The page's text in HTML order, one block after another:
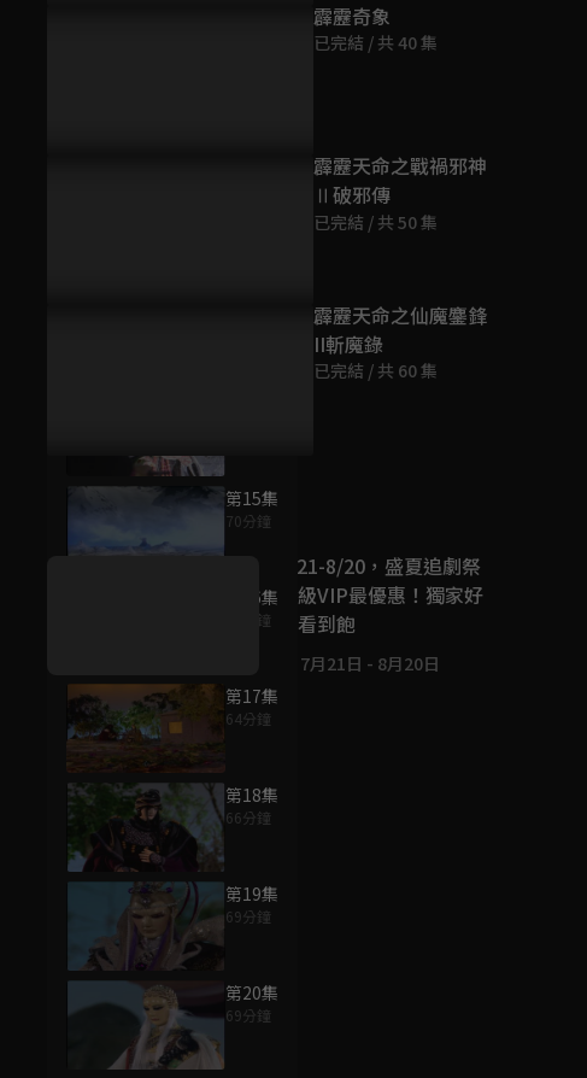
第15集
70分鐘
第16集
67分鐘
第17集
64分鐘
第18集
66分鐘
第19集
69分鐘
第20集
69分鐘
霹靂奇象
已完結 / 共 40 集
霹靂天命之戰禍邪神
Ⅱ破邪傳
已完結 / 共 50 集
霹靂天命之仙魔鏖鋒
II斬魔錄
已完結 / 共 60 集
好康資訊
7/21-8/20，盛夏追劇祭
升級VIP最優惠！獨家好
戲看到飽
7月21日 - 8月20日